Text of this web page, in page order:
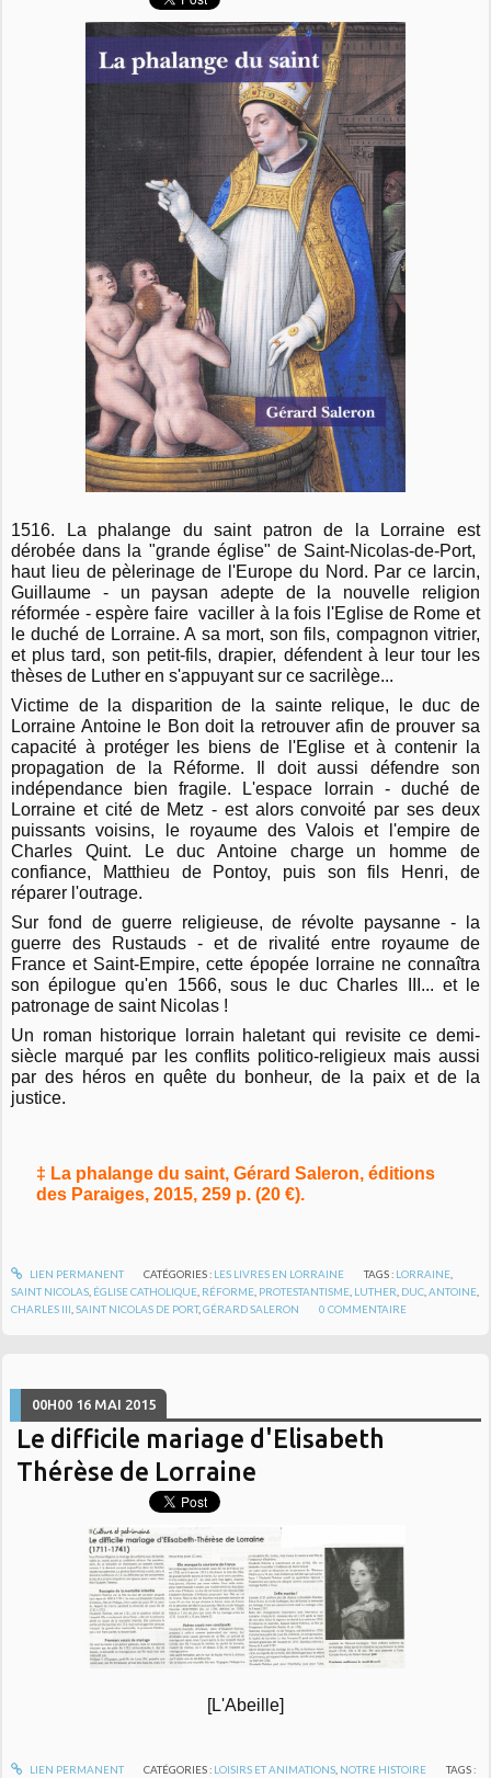
1516. La phalange du saint patron de la Lorraine est
dérobée dans la "grande église" de Saint-Nicolas-de-Port,
haut lieu de pèlerinage de l'Europe du Nord. Par ce larcin,
Guillaume - un paysan adepte de la nouvelle religion
réformée - espère faire vaciller à la fois l'Eglise de Rome et
le duché de Lorraine. A sa mort, son fils, compagnon vitrier,
et plus tard, son petit-fils, drapier, défendent à leur tour les
thèses de Luther en s'appuyant sur ce sacrilège...
Victime de la disparition de la sainte relique, le duc de
Lorraine Antoine le Bon doit la retrouver afin de prouver sa
capacité à protéger les biens de l'Eglise et à contenir la
propagation de la Réforme. Il doit aussi défendre son
indépendance bien fragile. L'espace lorrain - duché de
Lorraine et cité de Metz - est alors convoité par ses deux
puissants voisins, le royaume des Valois et l'empire de
Charles Quint. Le duc Antoine charge un homme de
confiance, Matthieu de Pontoy, puis son fils Henri, de
réparer l'outrage.
Sur fond de guerre religieuse, de révolte paysanne - la
guerre des Rustauds - et de rivalité entre royaume de
France et Saint-Empire, cette épopée lorraine ne connaîtra
son épilogue qu'en 1566, sous le duc Charles III... et le
patronage de saint Nicolas !
Un roman historique lorrain haletant qui revisite ce demi-
siècle marqué par les conflits politico-religieux mais aussi
par des héros en quête du bonheur, de la paix et de la
justice.
‡ La phalange du saint, Gérard Saleron, éditions
des Paraiges, 2015, 259 p. (20 €).
LIEN PERMANENT CATÉGORIES : LES LIVRES EN LORRAINE TAGS : LORRAINE
SAINT NICOLAS ÉGLISE CATHOLIQUE RÉFORME PROTESTANTISME LUTHER DUC ,ANTOINE
CHARLES III ,SAINT NICOLAS DE PORT,GÉRARD SALERON 0 COMMENTAIRE
00H00 16 MAI 2015
Le difficile mariage d'Elisabeth
Thérèse de Lorraine
[L'Abeille]
LIEN PERMANENT CATÉGORIES : LOISIRS ET ANIMATIONS, NOTRE HISTOIRE
TAGS :